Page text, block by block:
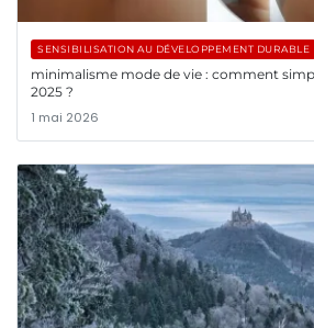
SENSIBILISATION AU DÉVELOPPEMENT DURABLE
minimalisme mode de vie : comment
2025 ?
1 mai 2026